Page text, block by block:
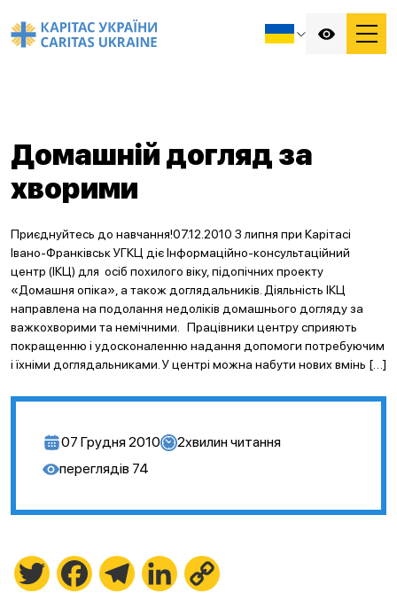
Домашній догляд за
хворими
Приєднуйтесь до навчання!07.12.2010 З липня при Карітасі
Івано-Франківськ УГКЦ діє Інформаційно-консультаційний
центр (ІКЦ) для осіб похилого віку, підопічних проекту
«Домашня опіка», а також доглядальників. Діяльність ІКЦ
направлена на подолання недоліків домашнього догляду за
важкохворими та немічними. Працівники центру сприяють
покращенню і удосконаленню надання допомоги потребуючим
і їхніми доглядальниками. У центрі можна набути нових вмінь […]
07 Грудня 2010 2хвилин читання
переглядів 74
Twitter FacebookTelegramLinkedIn